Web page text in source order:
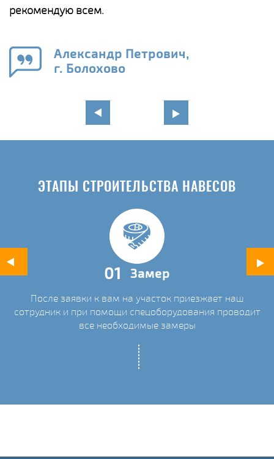
рекомендую всем.
Александр Петрович,
г. Болохово
ЭТАПЫ СТРОИТЕЛЬСТВА НАВЕСОВ
01 Замер
После заявки к вам на участок приезжает наш
сотрудник и при помощи спецоборудования проводит
все необходимые замеры